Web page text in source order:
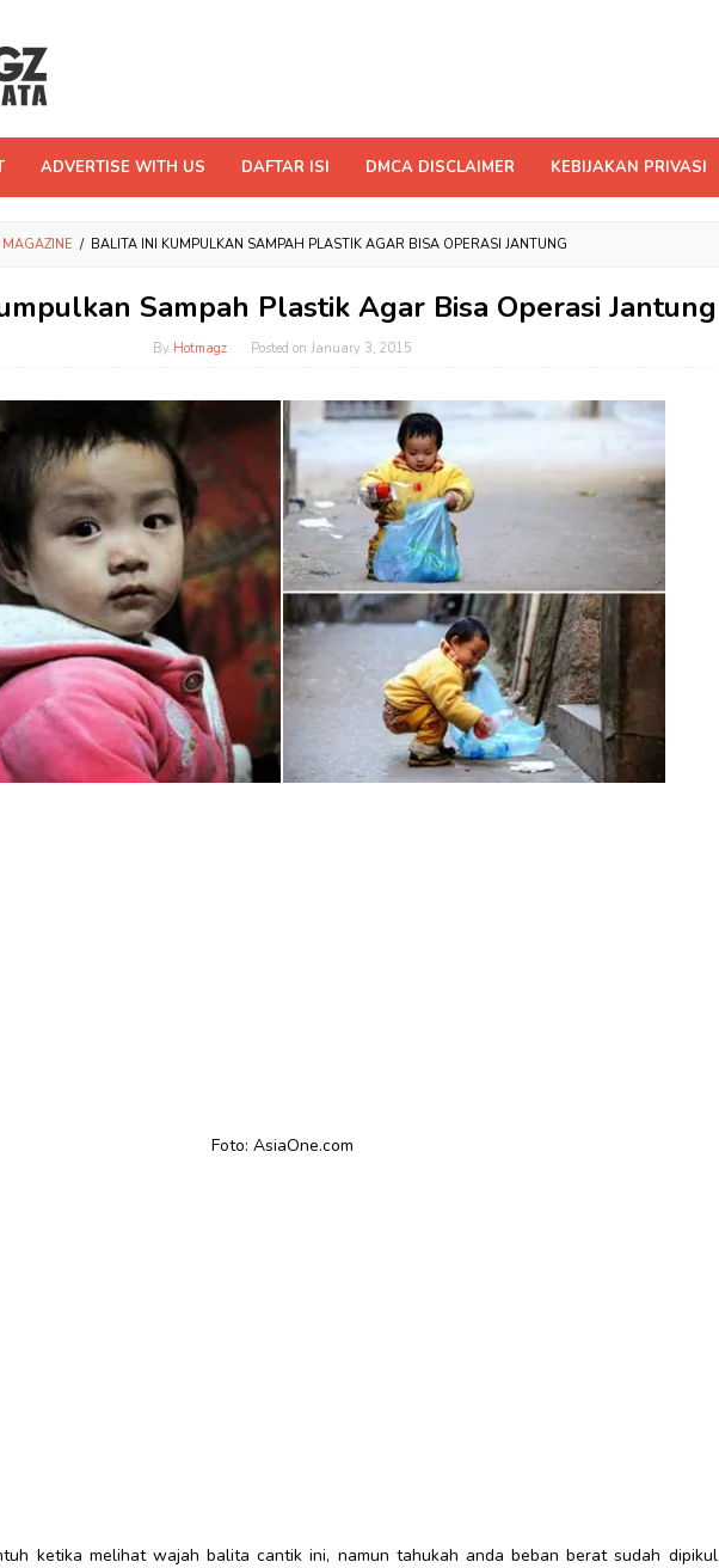
ADVERTISE WITH US DAFTAR ISI DMCA DISCLAIMER KEBIJAKAN PRIVASI
/ BALITA INI KUMPULKAN SAMPAH PLASTIK AGAR BISA OPERASI JANTUNG
Sampah Plastik Agar Bisa Operasi Jantung
By Hotmagz Posted onJanuary 3, 2015
Foto: AsiaOne.com
ketika melihat wajah balita cantik ini, namun tahukah anda beban berat sudah dipikul